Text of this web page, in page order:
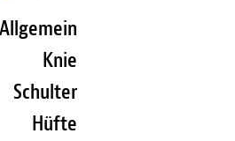
Allgemein
Knie
Schulter
Hüfte